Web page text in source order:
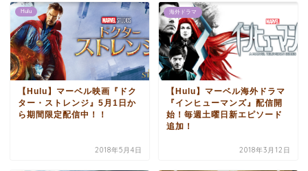
Hulu
【Hulu】マーベル映画『ドク
ター・ストレンジ』5月1日か
ら期間限定配信中！！
2018年5月4日
海外ドラマ
【Hulu】マーベル海外ドラマ
『インヒューマンズ』配信開
始！毎週土曜日新エピソード
追加！
2018年3月12日